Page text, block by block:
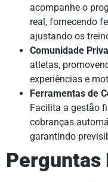
acompanhe o
real, fornecendo
ajustando os
Comunidade
atletas,
experiências e
Ferramentas de
Facilita a gestão
cobranças
garantindo
Perguntas